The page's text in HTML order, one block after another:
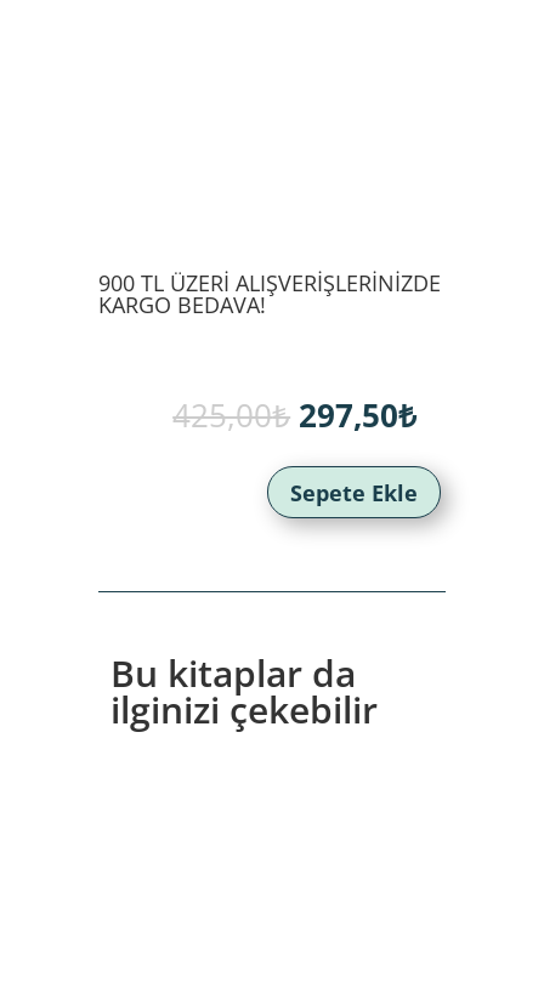
900 TL ÜZERİ ALIŞVERİŞLERİNİZDE
KARGO BEDAVA!
425,00₺ Orijinal
fiyat:
425,00₺.
297,50₺Şu
fiyat:
297,50₺.
Sepete Ekle
Bu kitaplar da
ilginizi çekebilir